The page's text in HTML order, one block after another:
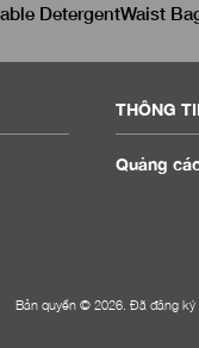
DetergentWaist
THÔNG
Quảng
Bản quyền © 2026. Đã đăng ký